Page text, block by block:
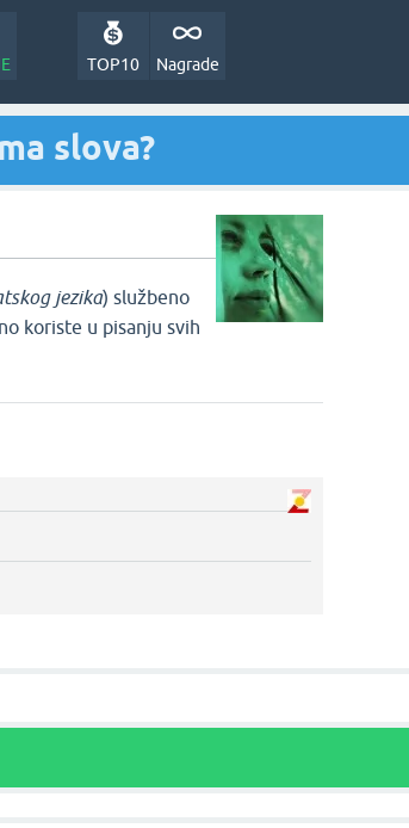
Nagrade
TOP10
slova?
jezika) službeno
koriste u pisanju svih